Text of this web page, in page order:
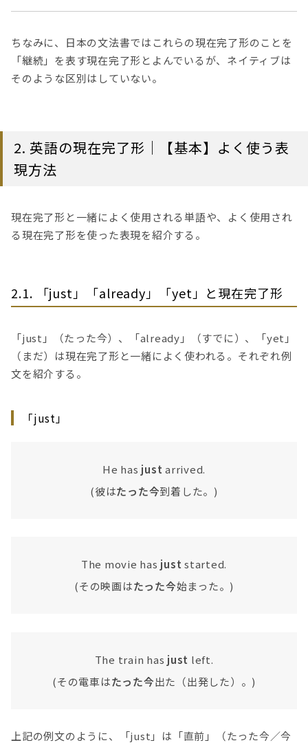
ちなみに、日本の文法書ではこれらの現在完了形のことを
「継続」を表す現在完了形とよんでいるが、ネイティブは
そのような区別はしていない。
2. 英語の現在完了形｜【基本】よく使う表
現方法
現在完了形と一緒によく使用される単語や、よく使用され
る現在完了形を使った表現を紹介する。
2.1. 「just」「already」「yet」と現在完了形
「just」（たった今）、「already」（すでに）、「yet」
（まだ）は現在完了形と一緒によく使われる。それぞれ例
文を紹介する。
「just」
He has just arrived.
(彼はたった今到着した。)
The movie has just started.
(その映画はたった今始まった。)
The train has just left.
(その電車はたった今出た（出発した）。)
上記の例文のように、「just」は「直前」（たった今／今